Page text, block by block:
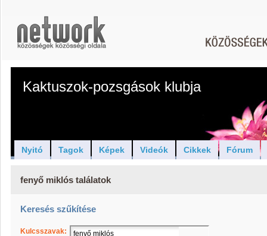
Kaktuszok-pozsgások klubja
Nyitó Tagok Képek Videók Cikkek Fórum
fenyő miklós találatok
Keresés szűkítése
Kulcsszavak: